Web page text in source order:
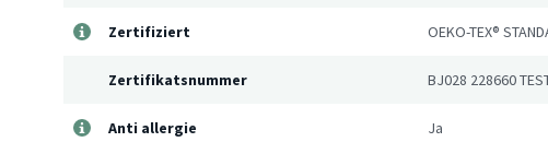
Zertifiziert OEKO-TEX®
Zertifikatsnummer BJ028 228660
Anti allergie Ja